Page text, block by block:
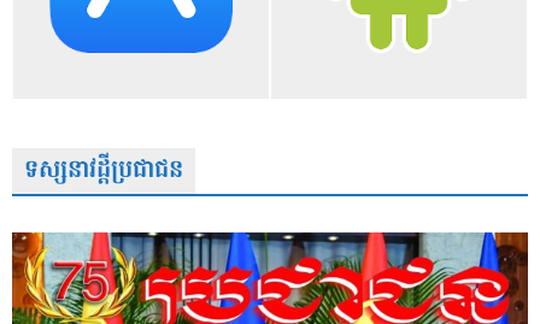
ទស្សនាវដ្តីប្រជាជន